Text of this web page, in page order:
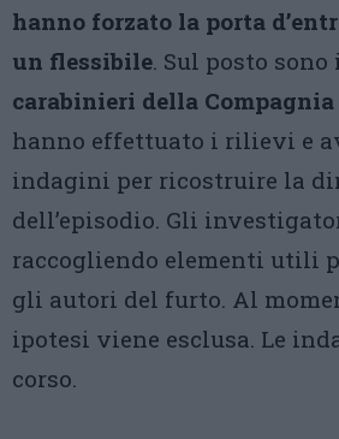
hanno forzato la porta
un flessibile. Sul posto
carabinieri della
hanno effettuato i rilievi e
indagini per ricostruire la
dell’episodio. Gli
raccogliendo elementi utili
gli autori del furto. Al
ipotesi viene esclusa. Le
corso.